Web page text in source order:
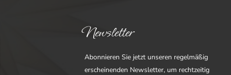
Newsletter
Abonnieren Sie jetzt unseren regelmäßig
erscheinenden Newsletter, um rechtzeitig